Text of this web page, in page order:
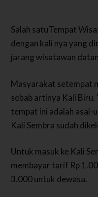
Salah satuTempat
dengan kali nya yang
jarang wisatawan
Masyarakat setempat
sebab artinya Kali
tempat ini adalah asal-
Kali Sembra sudah
Untuk masuk ke Kali
membayar tarif Rp
3.000 untuk dewasa.